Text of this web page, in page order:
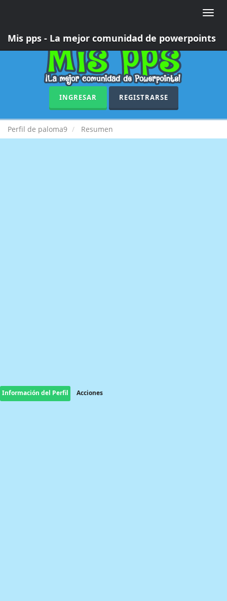
Toggle
Mis pps - La mejor comunidad de powerpoints
INGRESAR REGISTRARSE
Perfil de paloma9 Resumen
Información del Perfil Acciones